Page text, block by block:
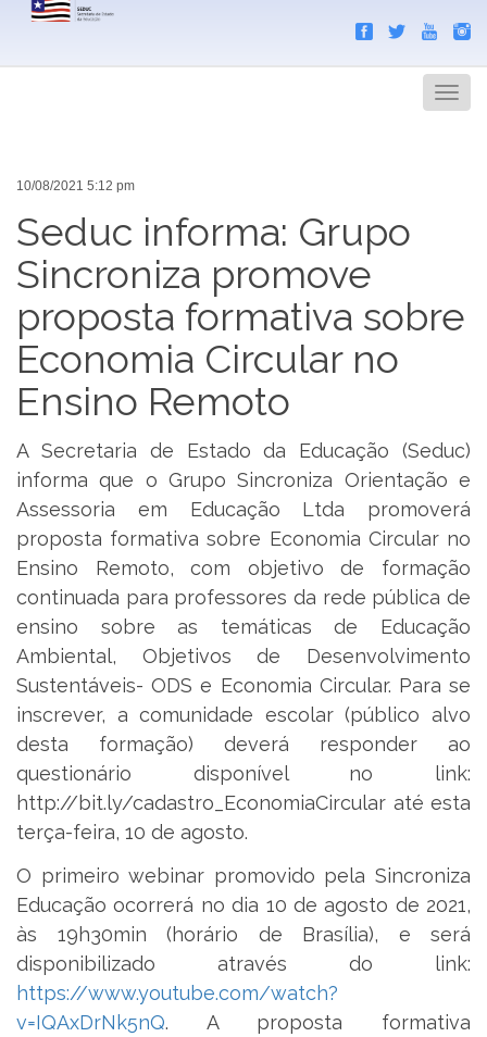
Menu
10/08/2021 5:12 pm
Seduc informa: Grupo
Sincroniza promove
proposta formativa sobre
Economia Circular no
Ensino Remoto
A Secretaria de Estado da Educação (Seduc)
informa que o Grupo Sincroniza Orientação e
Assessoria em Educação Ltda promoverá
proposta formativa sobre Economia Circular no
Ensino Remoto, com objetivo de formação
continuada para professores da rede pública de
ensino sobre as temáticas de Educação
Ambiental, Objetivos de Desenvolvimento
Sustentáveis- ODS e Economia Circular. Para se
inscrever, a comunidade escolar (público alvo
desta formação) deverá responder ao
questionário disponível no link:
http://bit.ly/cadastro_EconomiaCircular até esta
terça-feira, 10 de agosto.
O primeiro webinar promovido pela Sincroniza
Educação ocorrerá no dia 10 de agosto de 2021,
às 19h30min (horário de Brasília), e será
disponibilizado através do link:
https://www.youtube.com/watch?
v=IQAxDrNk5nQ. A proposta formativa